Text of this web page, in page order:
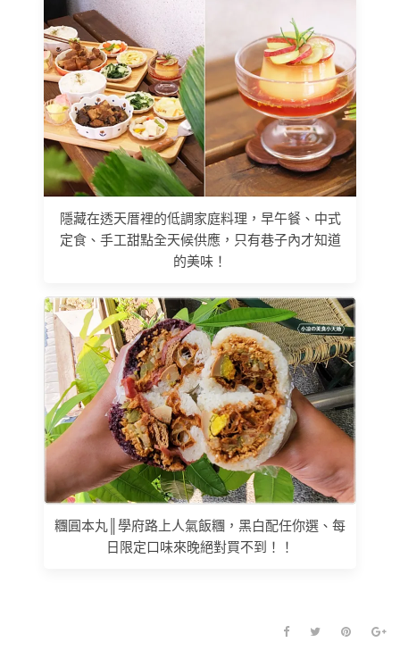
隱藏在透天厝裡的低調家庭料理，早午餐、中式
定食、手工甜點全天候供應，只有巷子內才知道
的美味！
糰圓本丸║學府路上人氣飯糰，黑白配任你選、每
日限定口味來晚絕對買不到！！